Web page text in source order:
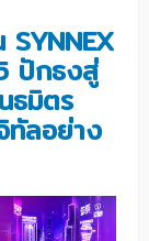
ปักธงสู่
ธมิตร
ทัลอย่าง